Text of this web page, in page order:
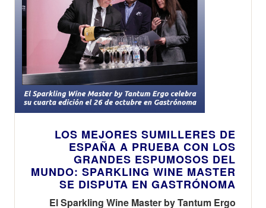
LOS MEJORES SUMILLERES DE
ESPAÑA A PRUEBA CON LOS
GRANDES ESPUMOSOS DEL
MUNDO: SPARKLING WINE MASTER
SE DISPUTA EN GASTRÓNOMA
El Sparkling Wine Master by Tantum Ergo